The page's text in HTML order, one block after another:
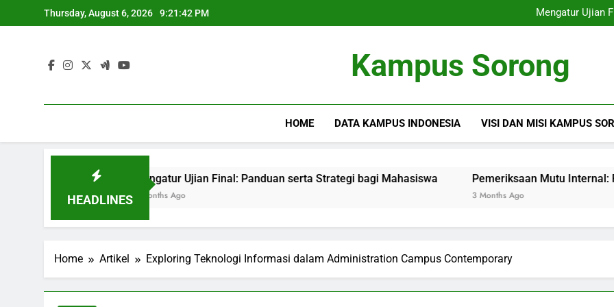
to
Thursday, August 6, 2026 9:21:43 PM
Mengatur Ujian
Pemeriksaan Mutu
Mengatur Ujian
Pemeriksaan Mutu
Kampus Sorong
HOME DATA KAMPUS INDONESIA VISI DAN MISI KAMPUS
HEADLINES
Mengatur Ujian Final: Panduan serta Strategi bagi Mahasiswa
3 Months Ago
Pemeriksaan Mutu Internal: Rahasia
Home Artikel Exploring Teknologi Informasi dalam Administration Campus Contemporary